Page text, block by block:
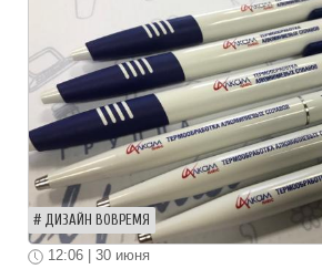
ДИЗАЙН ВОВРЕМЯ
12:06 | 30 июня